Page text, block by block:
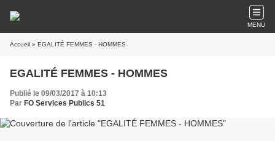
MENU
Accueil » EGALITÉ FEMMES - HOMMES
EGALITÉ FEMMES - HOMMES
Publié le 09/03/2017 à 10:13
Par FO Services Publics 51